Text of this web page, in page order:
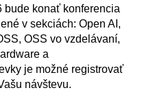
bude konať konferencia
v sekciách: Open AI,
OSS vo vzdelávaní,
a
je možné registrovať
návštevu.